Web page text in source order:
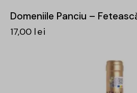
Domeniile Panciu –
17,00 lei